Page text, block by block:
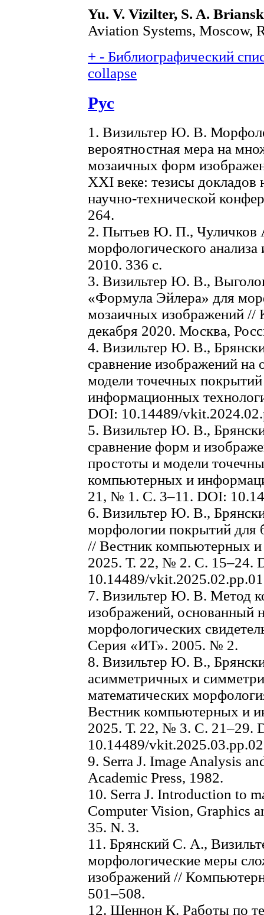
Yu. V. Vizilter, S. A.
Aviation Systems, Moscow,
+ - Библиографический
collapse
Рус
1. Визильтер Ю. В.
вероятностная мера на
мозаичных форм
XXI веке: тезисы
научно-технической
264.
2. Пытьев Ю. П.,
морфологического
2010. 336 с.
3. Визильтер Ю. В.,
«Формула Эйлера» для
мозаичных изображений
декабря 2020. Москва,
4. Визильтер Ю. В.,
сравнение изображений на
модели точечных
информационных
DOI: 10.14489/
5. Визильтер Ю. В.,
сравнение форм и
простоты и модели
компьютерных и
21, № 1. С. 3–11. DOI:
6. Визильтер Ю. В.,
морфологии покрытий для
// Вестник компьютерных
2025. Т. 22, № 2. C. 15–24.
10.14489/
7. Визильтер Ю. В. Метод
изображений, основанный
морфологических
Серия «ИТ». 2005. № 2.
8. Визильтер Ю. В.,
асимметричных и
математических
Вестник компьютерных и
2025. Т. 22, № 3. C. 21–29.
10.14489/
9. Serra J. Image Analysis
Academic Press, 1982.
10. Serra J. Introduction to
Computer Vision, Graphics
35. N. 3.
11. Брянский С. А.,
морфологические меры
изображений //
501–508.
12. Шеннон К. Работы по